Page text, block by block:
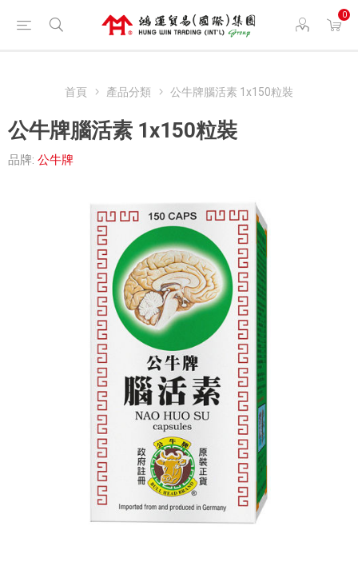
0
首頁 產品分類 公牛牌腦活素 1x150粒裝
公牛牌腦活素 1x150粒裝
品牌: 公牛牌